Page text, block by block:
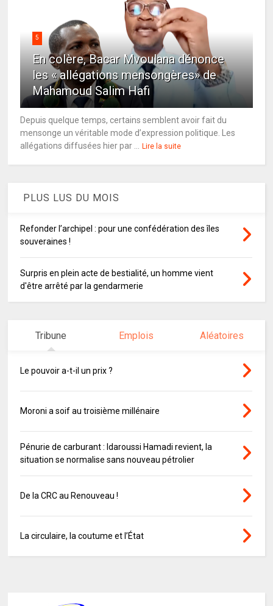
5
En colère, Bacar Mvoulana dénonce
les « allégations mensongères» de
Mahamoud Salim Hafi
Depuis quelque temps, certains semblent avoir fait du
mensonge un véritable mode d’expression politique. Les
allégations diffusées hier par ...
Lire la suite
PLUS LUS DU MOIS
Refonder l’archipel : pour une confédération des îles
souveraines !
Surpris en plein acte de bestialité, un homme vient
d'être arrêté par la gendarmerie
Tribune Emplois Aléatoires
Le pouvoir a-t-il un prix ?
Moroni a soif au troisième millénaire
Pénurie de carburant : Idaroussi Hamadi revient, la
situation se normalise sans nouveau pétrolier
De la CRC au Renouveau !
La circulaire, la coutume et l’État